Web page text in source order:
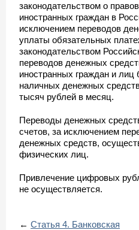
законодательством о
иностранных граждан в
исключением переводов
уплаты обязательных
законодательством
переводов денежных
иностранных граждан и лиц
наличных денежных
тысяч рублей в месяц.
Переводы денежных
счетов, за исключением
денежных средств,
физических лиц.
Привлечение цифровых
не осуществляется.
← Статья 4. Банковская